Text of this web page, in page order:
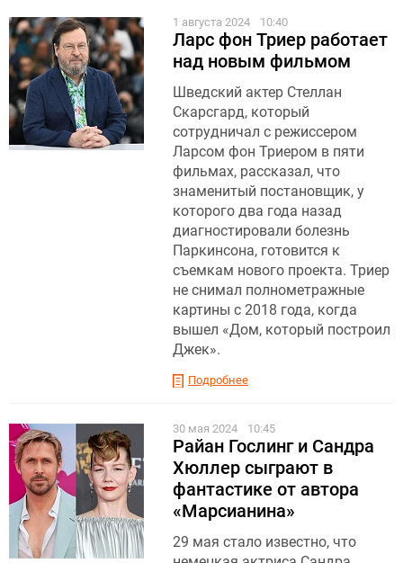
1 августа 2024 10:40
Ларс фон Триер работает
над новым фильмом
Шведский актер Стеллан
Скарсгард, который
сотрудничал с режиссером
Ларсом фон Триером в пяти
фильмах, рассказал, что
знаменитый постановщик, у
которого два года назад
диагностировали болезнь
Паркинсона, готовится к
съемкам нового проекта. Триер
не снимал полнометражные
картины с 2018 года, когда
вышел «Дом, который построил
Джек».
Подробнее
30 мая 2024 10:45
Райан Гослинг и Сандра
Хюллер сыграют в
фантастике от автора
«Марсианина»
29 мая стало известно, что